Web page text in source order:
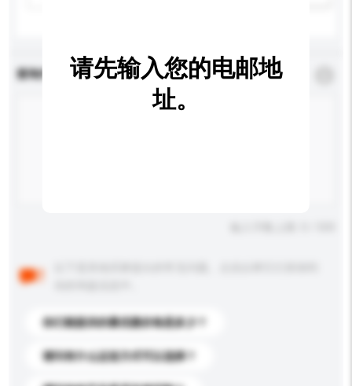
查询内容 *必须填写
你们能提供的最优惠价格是多少？
请问有什么运送方式可以选择？
请先输入您的电邮地
址。